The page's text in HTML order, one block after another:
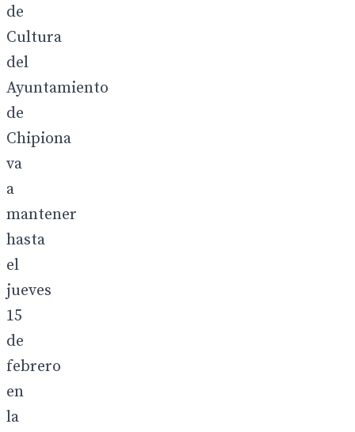
de
Cultura
del
Ayuntamiento
de
Chipiona
va
a
mantener
hasta
el
jueves
15
de
febrero
en
la